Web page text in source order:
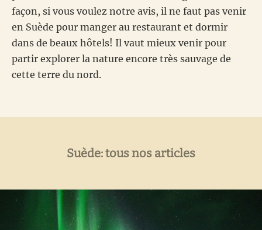
façon, si vous voulez notre avis, il ne faut pas venir
en Suède pour manger au restaurant et dormir
dans de beaux hôtels! Il vaut mieux venir pour
partir explorer la nature encore très sauvage de
cette terre du nord.
Suède: tous nos articles